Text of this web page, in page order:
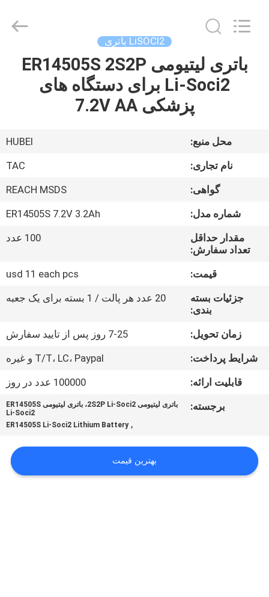
صفحه
اصلی
درباره
کارخانه
کنترل
کیفیت
بگیرید
Energy
LiSOCl2 باتری
باتری لیتیومی ER14505S 2S2P
Li-Soci2 برای دستگاه های
پزشکی 7.2V AA
محل منبع:
HUBEI
نام تجاری:
TAC
گواهی:
REACH MSDS
شماره مدل:
ER14505S 7.2V 3.2Ah
مقدار حداقل
تعداد سفارش:
100 عدد
قیمت:
usd 11 each pcs
جزئیات بسته
بندی:
20 عدد هر پالت / 1 بسته برای یک جعبه
زمان تحویل:
7-25 روز پس از تایید سفارش
شرایط پرداخت:
T/T، LC، Paypal و غیره
قابلیت ارائه:
100000 عدد در روز
برجسته:
باتری لیتیومی 2S2P Li-Soci2، باتری لیتیومی ER14505S
Li-Soci2
,
ER14505S Li-Soci2 Lithium Battery
بهترین قیمت